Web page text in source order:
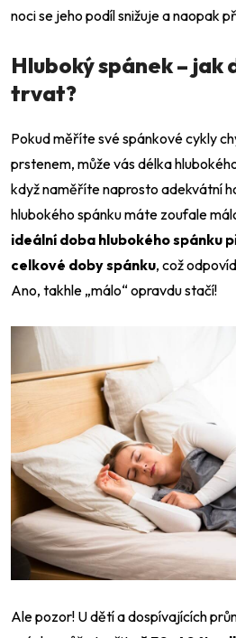
noci se jeho podíl snižuje a naopak
Hluboký spánek – jak
trvat?
Pokud měříte své spánkové cykly
prstenem, může vás délka
když naměříte naprosto adekvátní
hlubokého spánku máte zoufale
ideální doba hlubokého spánku
celkové doby spánku, což
Ano, takhle „málo“ opravdu stačí!
Ale pozor! U dětí a dospívajících